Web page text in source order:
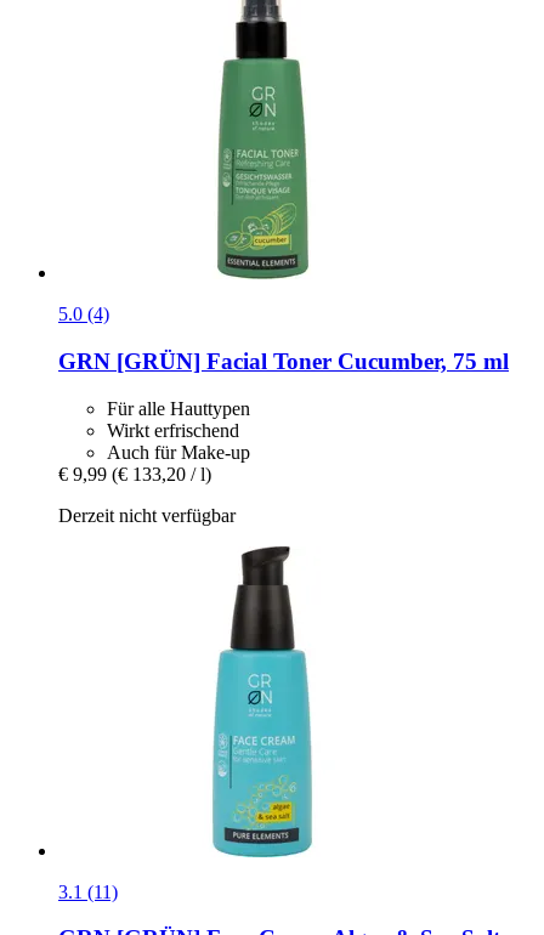
5.0 (4)
GRN [GRÜN] Facial Toner Cucumber, 75 ml
Für alle Hauttypen
Wirkt erfrischend
Auch für Make-up
€ 9,99 (€ 133,20 / l)
Derzeit nicht verfügbar
3.1 (11)